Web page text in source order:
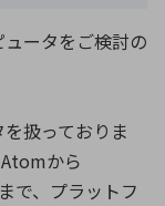
ータをご検討の
扱っておりま
から
で、プラットフ